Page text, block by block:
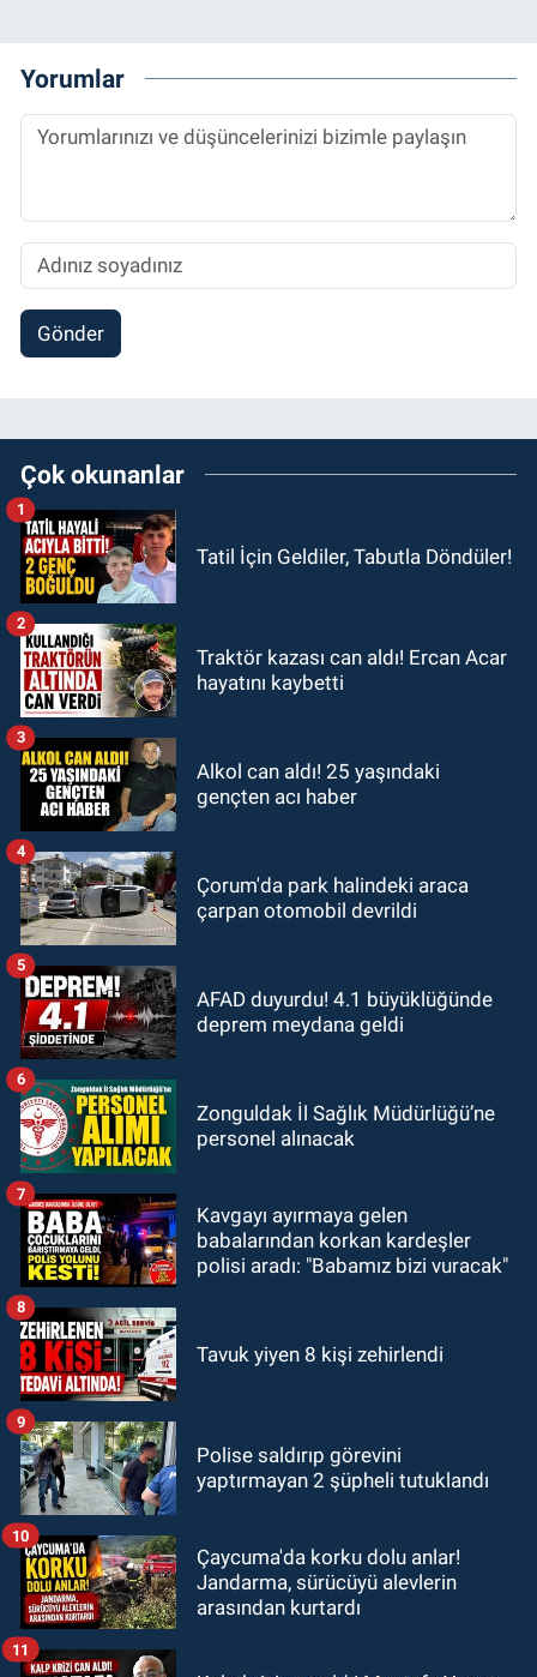
Yorumlar
Gönder
Çok okunanlar
Tatil İçin Geldiler, Tabutla Döndüler!
1
Traktör kazası can aldı! Ercan Acar
hayatını kaybetti
2
Alkol can aldı! 25 yaşındaki
gençten acı haber
3
Çorum'da park halindeki araca
çarpan otomobil devrildi
4
AFAD duyurdu! 4.1 büyüklüğünde
deprem meydana geldi
5
Zonguldak İl Sağlık Müdürlüğü’ne
personel alınacak
6
Kavgayı ayırmaya gelen
babalarından korkan kardeşler
polisi aradı: "Babamız bizi vuracak"
7
Tavuk yiyen 8 kişi zehirlendi
8
Polise saldırıp görevini
yaptırmayan 2 şüpheli tutuklandı
9
Çaycuma'da korku dolu anlar!
Jandarma, sürücüyü alevlerin
arasından kurtardı
10
11